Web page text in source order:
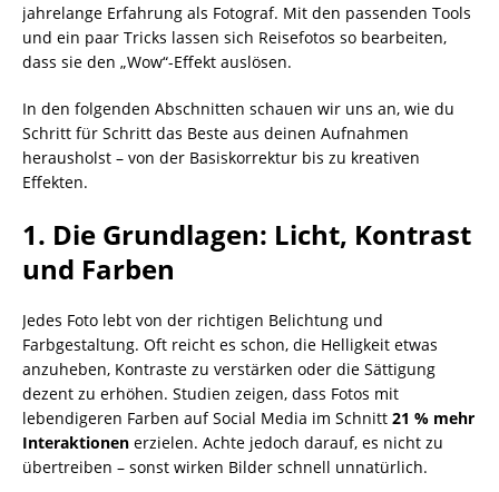
jahrelange Erfahrung als Fotograf. Mit den passenden Tools
und ein paar Tricks lassen sich Reisefotos so bearbeiten,
dass sie den „Wow“-Effekt auslösen.
In den folgenden Abschnitten schauen wir uns an, wie du
Schritt für Schritt das Beste aus deinen Aufnahmen
herausholst – von der Basiskorrektur bis zu kreativen
Effekten.
1. Die Grundlagen: Licht, Kontrast
und Farben
Jedes Foto lebt von der richtigen Belichtung und
Farbgestaltung. Oft reicht es schon, die Helligkeit etwas
anzuheben, Kontraste zu verstärken oder die Sättigung
dezent zu erhöhen. Studien zeigen, dass Fotos mit
lebendigeren Farben auf Social Media im Schnitt 21 % mehr
Interaktionen erzielen. Achte jedoch darauf, es nicht zu
übertreiben – sonst wirken Bilder schnell unnatürlich.